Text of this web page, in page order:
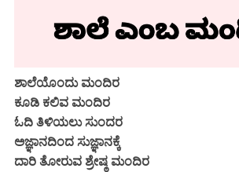
ಶಾಲೆಯೊಂದು ಮಂದಿರ
ಕೂಡಿ ಕಲಿವ ಮಂದಿರ
ಓದಿ ತಿಳಿಯಲು ಸುಂದರ
ಅಜ್ಞಾನದಿಂದ ಸುಜ್ಞಾನಕ್ಕೆ
ದಾರಿ ತೋರುವ ಶ್ರೇಷ್ಠ ಮಂದಿರ